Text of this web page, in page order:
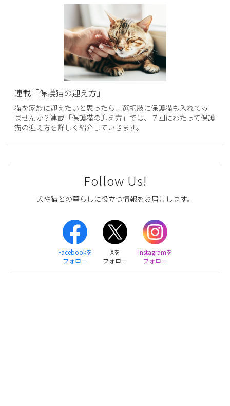
連載「保護猫の迎え方」
猫を家族に迎えたいと思ったら、選択肢に保護猫も入れてみ
ませんか？連載「保護猫の迎え方」では、７回にわたって保護
猫の迎え方を詳しく紹介していきます。
Follow Us!
犬や猫との暮らしに役立つ情報をお届けします。
Facebookを
フォロー
Xを
フォロー
Instagramを
フォロー